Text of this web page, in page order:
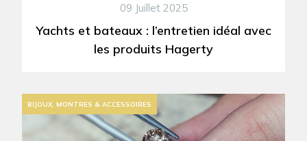
09 Juillet 2025
Yachts et bateaux : l’entretien idéal avec
les produits Hagerty
BIJOUX, MONTRES & ACCESSOIRES